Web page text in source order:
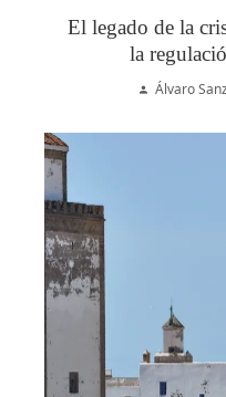
El legado de la
la
Álvaro